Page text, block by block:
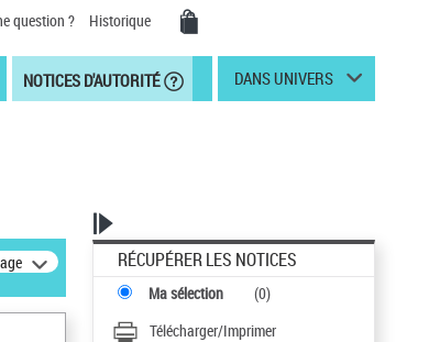
question ? Historique
NOTICES D'AUTORITÉ DANS UNIVERS
RÉCUPÉRER LES NOTICES
Ma sélection (0)
Télécharger/Imprimer